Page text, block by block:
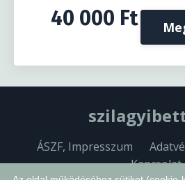
40 000 Ft
ÁSZF, Impresszum
Kapcsolat